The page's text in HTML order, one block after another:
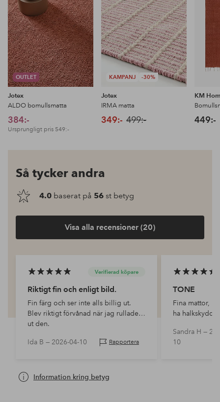
OUTLET
Jotex
ALDO bomullsmatta
384:-
Ursprungligt pris 549:-
KAMPANJ -30%
Jotex
IRMA matta
349:- 499:-
KM
449:-
Så tycker andra
4.0 baserat på 56 st betyg
Visa alla recensioner (20)
Verifierad köpare
Riktigt fin och enligt bild.
Fin färg och ser inte alls billig ut.
Blev riktigt förvånad när jag rullade
ut den.
Ida B — 2026-04-10 Rapportera
TONE
Fina mattor,
ha halkskydd
Sandra H —
10
Information kring betyg